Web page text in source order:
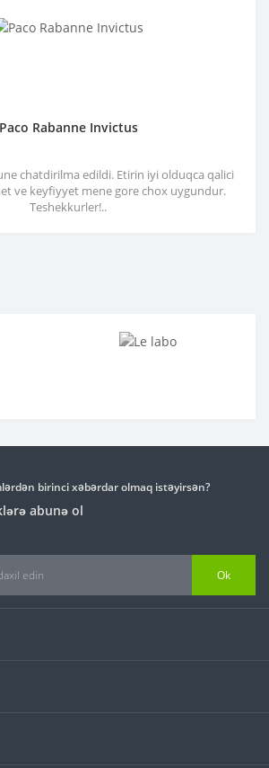
Paco Rabanne Invictus
chatdirilma edildi. Etirin iyi olduqca qalici
ve keyfiyyet mene gore chox uygundur.
Teshekkurler!..
birinci xəbərdar olmaq istəyirsən?
abunə ol
Ok